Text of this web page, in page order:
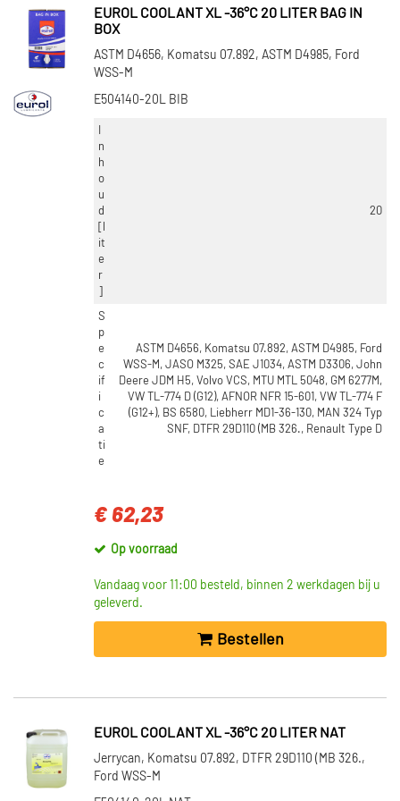
EUROL COOLANT XL -36°C 20 LITER BAG IN
BOX
ASTM D4656, Komatsu 07.892, ASTM D4985, Ford
WSS-M
E504140-20L BIB
n
h
o
u
d
it
e
r
20
S
p
e
c
if
i
c
a
ti
e
ASTM D4656, Komatsu 07.892, ASTM D4985, Ford
WSS-M, JASO M325, SAE J1034, ASTM D3306, John
Deere JDM H5, Volvo VCS, MTU MTL 5048, GM 6277M,
VW TL-774 D (G12), AFNOR NFR 15-601, VW TL-774 F
(G12+), BS 6580, Liebherr MD1-36-130, MAN 324 Typ
SNF, DTFR 29D110 (MB 326., Renault Type D
€ 62,23
Op voorraad
Vandaag voor 11:00 besteld, binnen 2 werkdagen bij u
geleverd.
Bestellen
EUROL COOLANT XL -36°C 20 LITER NAT
Jerrycan, Komatsu 07.892, DTFR 29D110 (MB 326.,
Ford WSS-M